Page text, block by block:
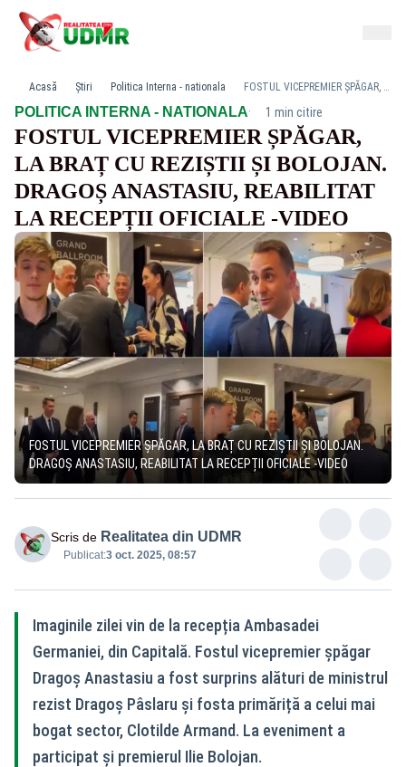
Acasă Știri Politica Interna - nationala FOSTUL VICEPREMIER ȘPĂGAR, LA BRAȚ CU REZIȘTII ȘI BOLOJAN. DRAGOȘ ANASTASIU, REABILITAT LA RECEPȚII OFICIALE -VIDEO
POLITICA INTERNA - NATIONALA· 1 min citire
FOSTUL VICEPREMIER ȘPĂGAR,
LA BRAȚ CU REZIȘTII ȘI BOLOJAN.
DRAGOȘ ANASTASIU, REABILITAT
LA RECEPȚII OFICIALE -VIDEO
FOSTUL VICEPREMIER ȘPĂGAR, LA BRAȚ CU REZIȘTII ȘI BOLOJAN.
DRAGOȘ ANASTASIU, REABILITAT LA RECEPȚII OFICIALE -VIDEO
Scris de Realitatea din UDMR
Publicat:3 oct. 2025, 08:57
Imaginile zilei vin de la recepția Ambasadei
Germaniei, din Capitală. Fostul vicepremier șpăgar
Dragoș Anastasiu a fost surprins alături de ministrul
rezist Dragoș Pâslaru și fosta primăriță a celui mai
bogat sector, Clotilde Armand. La eveniment a
participat și premierul Ilie Bolojan.